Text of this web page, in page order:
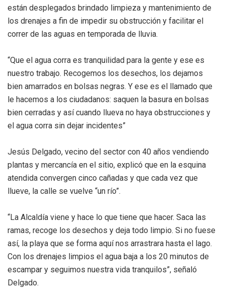
están desplegados brindado limpieza y mantenimiento de
los drenajes a fin de impedir su obstrucción y facilitar el
correr de las aguas en temporada de lluvia.
“Que el agua corra es tranquilidad para la gente y ese es
nuestro trabajo. Recogemos los desechos, los dejamos
bien amarrados en bolsas negras. Y ese es el llamado que
le hacemos a los ciudadanos: saquen la basura en bolsas
bien cerradas y así cuando llueva no haya obstrucciones y
el agua corra sin dejar incidentes”
Jesús Delgado, vecino del sector con 40 años vendiendo
plantas y mercancía en el sitio, explicó que en la esquina
atendida convergen cinco cañadas y que cada vez que
llueve, la calle se vuelve “un río”.
“La Alcaldía viene y hace lo que tiene que hacer. Saca las
ramas, recoge los desechos y deja todo limpio. Si no fuese
así, la playa que se forma aquí nos arrastrara hasta el lago.
Con los drenajes limpios el agua baja a los 20 minutos de
escampar y seguimos nuestra vida tranquilos”, señaló
Delgado.